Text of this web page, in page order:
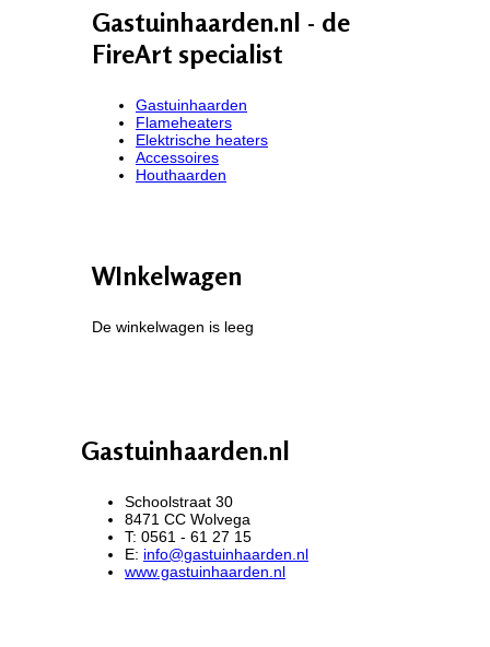
Gastuinhaarden.nl - de
FireArt specialist
Gastuinhaarden
Flameheaters
Elektrische heaters
Accessoires
Houthaarden
WInkelwagen
De winkelwagen is leeg
Gastuinhaarden.nl
Schoolstraat 30
8471 CC Wolvega
T: 0561 - 61 27 15
E: info@gastuinhaarden.nl
www.gastuinhaarden.nl